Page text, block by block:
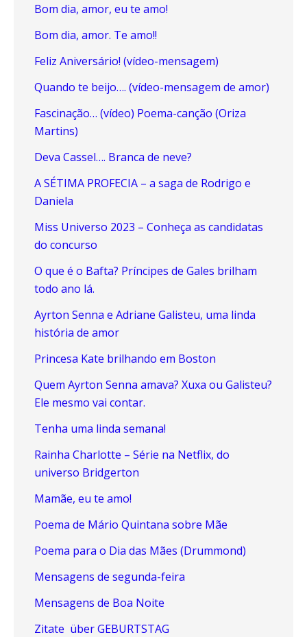
Bom dia, amor, eu te amo!
Bom dia, amor. Te amo!!
Feliz Aniversário! (vídeo-mensagem)
Quando te beijo…. (vídeo-mensagem de amor)
Fascinação… (vídeo) Poema-canção (Oriza
Martins)
Deva Cassel…. Branca de neve?
A SÉTIMA PROFECIA – a saga de Rodrigo e
Daniela
Miss Universo 2023 – Conheça as candidatas
do concurso
O que é o Bafta? Príncipes de Gales brilham
todo ano lá.
Ayrton Senna e Adriane Galisteu, uma linda
história de amor
Princesa Kate brilhando em Boston
Quem Ayrton Senna amava? Xuxa ou Galisteu?
Ele mesmo vai contar.
Tenha uma linda semana!
Rainha Charlotte – Série na Netflix, do
universo Bridgerton
Mamãe, eu te amo!
Poema de Mário Quintana sobre Mãe
Poema para o Dia das Mães (Drummond)
Mensagens de segunda-feira
Mensagens de Boa Noite
Zitate über GEBURTSTAG